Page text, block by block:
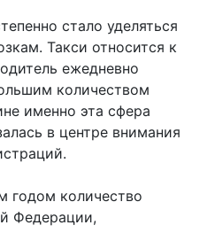
стало уделяться
Такси относится к
ежедневно
количеством
именно эта сфера
в центре внимания
количество
Федерации,